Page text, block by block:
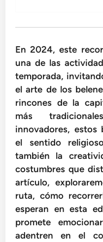
En 2024, este
una de las
temporada,
el arte de los
rincones de la
más
innovadores, estos
el sentido
también la
costumbres que
artículo,
ruta, cómo
esperan en esta
promete
adentren en el